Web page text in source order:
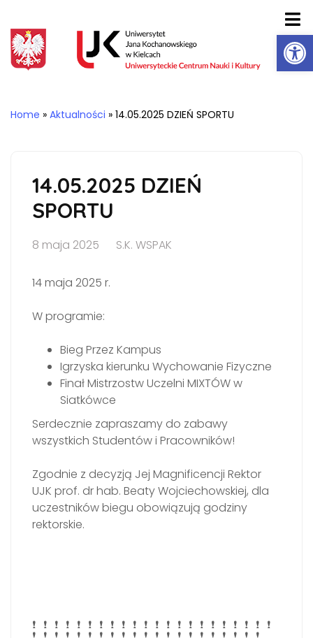
Home » Aktualności » 14.05.2025 DZIEŃ SPORTU
14.05.2025 DZIEŃ
SPORTU
8 maja 2025 S.K. WSPAK
14 maja 2025 r.
W programie:
Bieg Przez Kampus
Igrzyska kierunku Wychowanie Fizyczne
Finał Mistrzostw Uczelni MIXTÓW w
Siatkówce
Serdecznie zapraszamy do zabawy
wszystkich Studentów i Pracowników!
Zgodnie z decyzją Jej Magnificencji Rektor
UJK prof. dr hab. Beaty Wojciechowskiej, dla
uczestników biegu obowiązują godziny
rektorskie.